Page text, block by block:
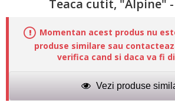
Teaca cutit, "Alpine"
Momentan acest produs nu
produse similare sau
verifica cand si daca va fi
Vezi produse